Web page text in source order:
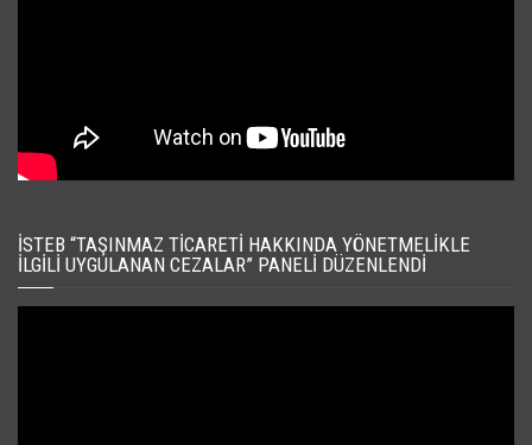
İSTEB “TAŞINMAZ TICARETI HAKKINDA YÖNETMELIKLE
İLGILI UYGULANAN CEZALAR” PANELI DÜZENLENDI